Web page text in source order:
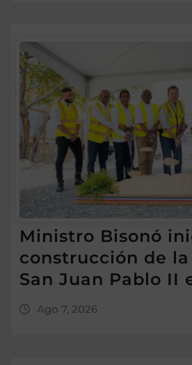
Ministro Bisonó
construcción de
San Juan Pablo II
Ago 7, 2026